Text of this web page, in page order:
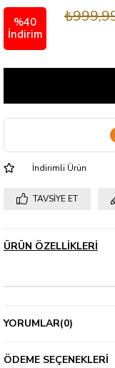
%40
İndirim
İndirimli Ürün
TAVSIYE ET
ÜRÜN ÖZELLIKLERI
YORUMLAR(0)
ÖDEME SEÇENEKLERI